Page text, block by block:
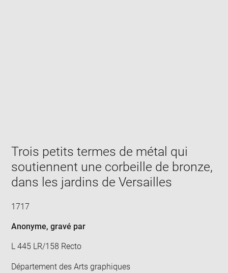
window
Trois petits termes de métal qui
soutiennent une corbeille de bronze,
dans les jardins de Versailles
1717
Anonyme, gravé par
L 445 LR/158 Recto
Département des Arts graphiques